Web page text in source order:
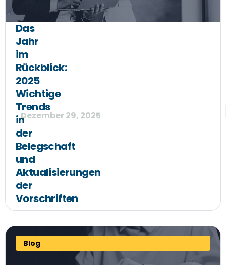
Das
Jahr
im
Rückblick:
2025
Wichtige
Trends
in
der
Belegschaft
und
Aktualisierungen
der
Vorschriften
Dezember 29, 2025
Blog